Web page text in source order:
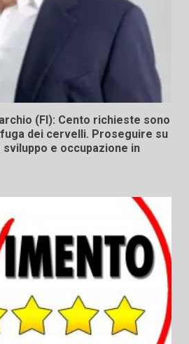
(FI): Cento richieste sono
dei cervelli. Proseguire su
e occupazione in